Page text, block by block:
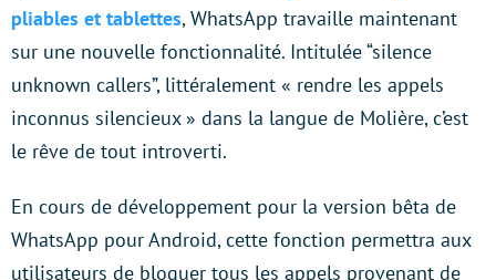
pliables et tablettes, WhatsApp travaille maintenant
sur une nouvelle fonctionnalité. Intitulée “silence
unknown callers”, littéralement « rendre les appels
inconnus silencieux » dans la langue de Molière, c’est
le rêve de tout introverti.
En cours de développement pour la version bêta de
WhatsApp pour Android, cette fonction permettra aux
utilisateurs de bloquer tous les appels provenant de